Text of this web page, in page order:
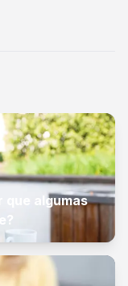
que algumas